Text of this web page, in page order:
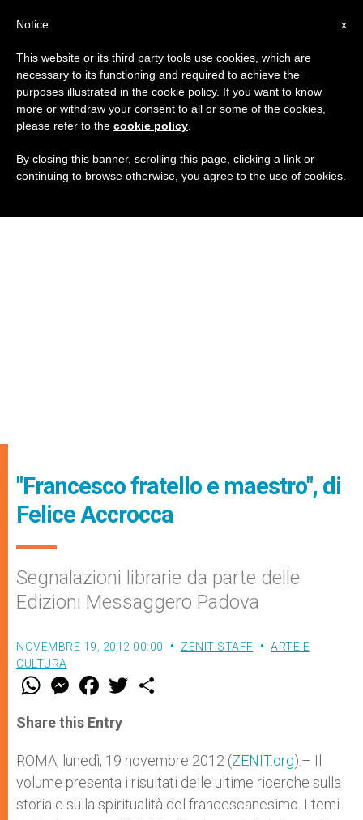
"Francesco fratello e maestro", di
Felice Accrocca
Segnalazioni librarie da parte delle
Edizioni Messaggero Padova
NOVEMBRE 19, 2012 00:00 ZENIT STAFF
ARTE E
CULTURA
W
t
s
p
p
M
e
s
e
g
e
r
F
a
e
b
o
w
r
Share this Entry
ROMA, lunedì, 19 novembre 2012 (ZENIT.org).– Il
volume presenta i risultati delle ultime ricerche sulla
storia e sulla spiritualità del francescanesimo. I temi
x
Notice
This website or its third party tools use cookies, which are
necessary to its functioning and required to achieve the
purposes illustrated in the cookie policy. If you want to know
more or withdraw your consent to all or some of the cookies,
please refer to the cookie policy
By closing this banner, scrolling this page, clicking a link or
continuing to browse otherwise, you agree to the use of cookies.